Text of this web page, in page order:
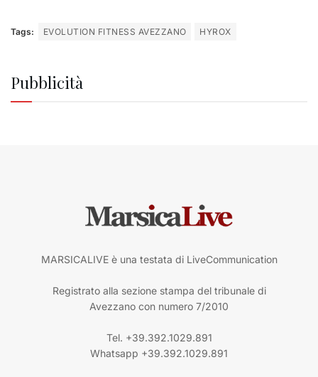
Tags: EVOLUTION FITNESS AVEZZANO HYROX
Pubblicità
MARSICALIVE è una testata di LiveCommunication
Registrato alla sezione stampa del tribunale di
Avezzano con numero 7/2010
Tel. +39.392.1029.891
Whatsapp +39.392.1029.891